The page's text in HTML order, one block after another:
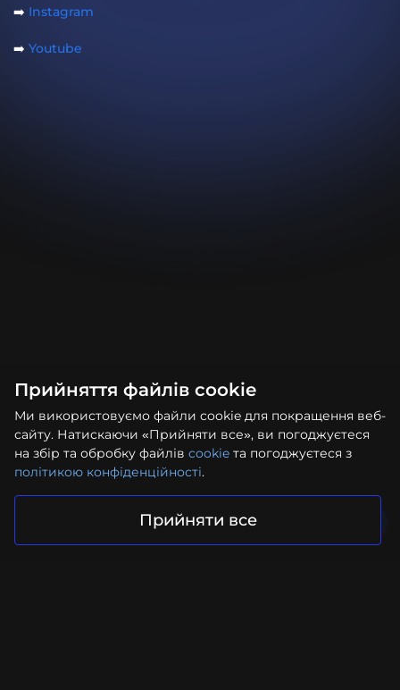
➡️ Instagram
➡️ Youtube
Прийняття файлів cookie
Ми використовуємо файли cookie для покращення веб-
сайту. Натискаючи «Прийняти все», ви погоджуєтеся
на збір та обробку файлів cookie та погоджуєтеся з
політикою конфіденційності.
Прийняти все